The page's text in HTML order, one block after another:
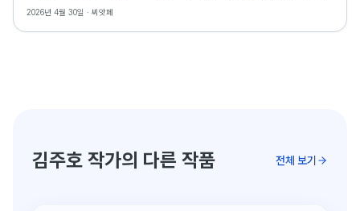
골라야 하는지 가격대별로 정리합니다.
2026년 4월 30일 · 씨앗페
김주호 작가의 다른 작품 전체 보기